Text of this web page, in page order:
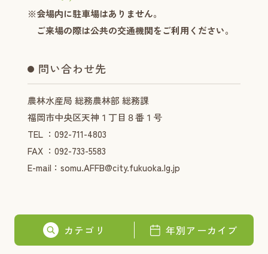
カテゴリ 年別アーカイブ
※会場内に駐車場はありません。
ご来場の際は公共の交通機関をご利用ください。
問い合わせ先
農林水産局 総務農林部 総務課
福岡市中央区天神１丁目８番１号
TEL ：092-711-4803
FAX ：092-733-5583
E-mail：somu.AFFB@city.fukuoka.lg.jp